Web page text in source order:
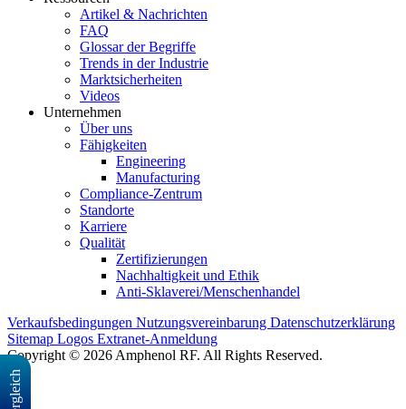
Vergleich
Artikel & Nachrichten
FAQ
Glossar der Begriffe
Trends in der Industrie
Marktsicherheiten
Videos
Unternehmen
Über uns
Fähigkeiten
Engineering
Manufacturing
Compliance-Zentrum
Standorte
Karriere
Qualität
Zertifizierungen
Nachhaltigkeit und Ethik
Anti-Sklaverei/Menschenhandel
Verkaufsbedingungen Nutzungsvereinbarung Datenschutzerklärung
Sitemap Logos Extranet-Anmeldung
Copyright © 2026 Amphenol RF. All Rights Reserved.